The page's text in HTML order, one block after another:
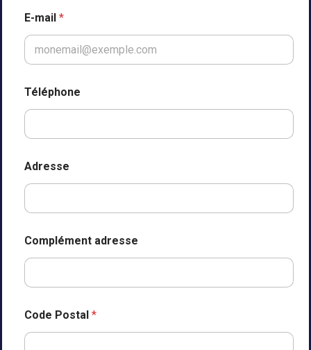
E-mail *
Téléphone
Adresse
Complément adresse
Code Postal *